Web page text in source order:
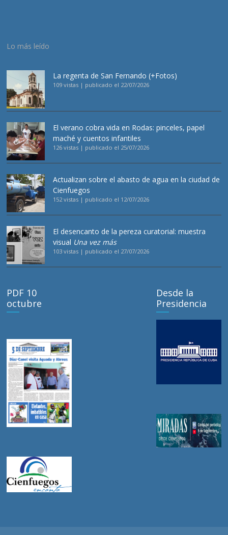
Lo más leído
La regenta de San Fernando (+Fotos)
109 vistas | publicado el 22/07/2026
El verano cobra vida en Rodas: pinceles, papel
maché y cuentos infantiles
126 vistas | publicado el 25/07/2026
Actualizan sobre el abasto de agua en la ciudad de
Cienfuegos
152 vistas | publicado el 12/07/2026
El desencanto de la pereza curatorial: muestra
visual Una vez más
103 vistas | publicado el 27/07/2026
PDF 10
octubre
Desde la
Presidencia